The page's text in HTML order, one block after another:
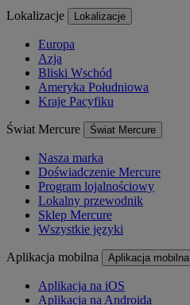
Lokalizacje Lokalizacje
Europa
Azja
Bliski Wschód
Ameryka Południowa
Kraje Pacyfiku
Świat Mercure Świat Mercure
Nasza marka
Doświadczenie Mercure
Program lojalnościowy
Lokalny przewodnik
Sklep Mercure
Wszystkie języki
Aplikacja mobilna Aplikacja mobilna
Aplikacja na iOS
Aplikacja na Androida